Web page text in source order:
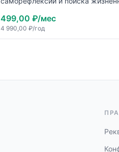
сложных решениях через
сократический диалог и работу с
ценностями.
499,00 ₽/мес
4 990,00 ₽/год